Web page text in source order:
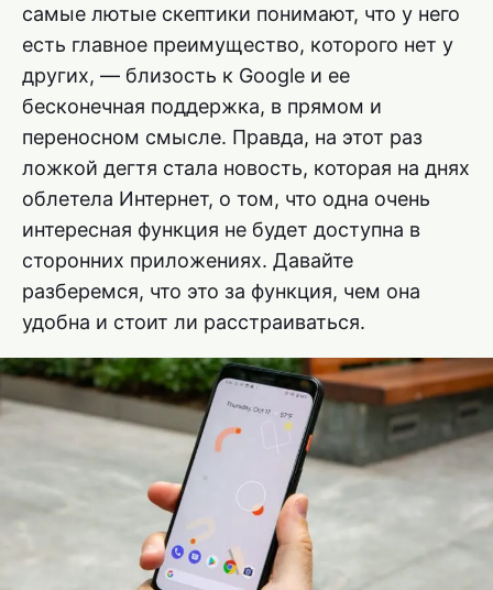
самые лютые скептики понимают, что у него
есть главное преимущество, которого нет у
других, — близость к Google и ее
бесконечная поддержка, в прямом и
переносном смысле. Правда, на этот раз
ложкой дегтя стала новость, которая на днях
облетела Интернет, о том, что одна очень
интересная функция не будет доступна в
сторонних приложениях. Давайте
разберемся, что это за функция, чем она
удобна и стоит ли расстраиваться.